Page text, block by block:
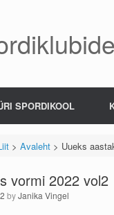
SPORDIKOOL
> Avaleht> Uueks
vormi 2022 vol2
byJanika Vingel